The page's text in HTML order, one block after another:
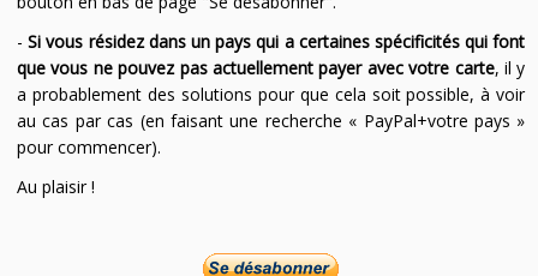
-Si vous résidez dans un pays qui a certaines spécificités qui font
que vous ne pouvez pas actuellement payer avec votre carte, il y
a probablement des solutions pour que cela soit possible, à voir
au cas par cas (en faisant une recherche « PayPal+votre pays »
pour commencer).
Au plaisir !